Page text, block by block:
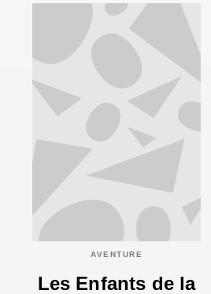
AVENTURE
Les Enfants de la